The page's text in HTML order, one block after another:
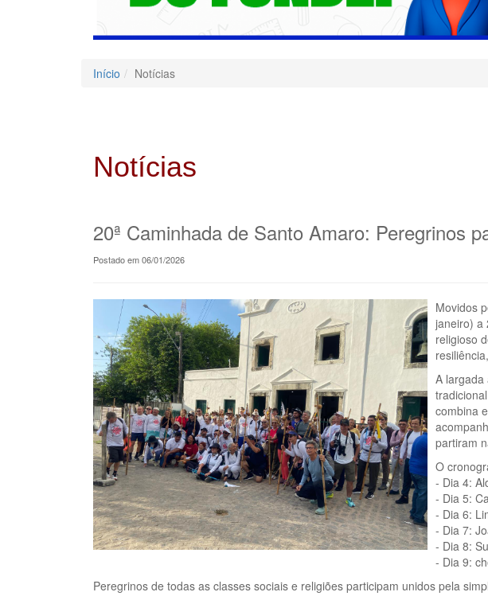
Início Notícias
Notícias
20ª Caminhada de Santo Amaro: Peregrinos
Postado em 06/01/2026
Movidos
janeiro) a
religioso
A largada
combina
partiram
O
- Dia 4:
- Dia 5:
- Dia 6:
- Dia 7:
- Dia 8:
- Dia 9:
Peregrinos de todas as classes sociais e religiões participam unidos pela